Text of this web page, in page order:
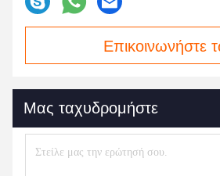
Επικοινωνήστε
Μας ταχυδρομήστε